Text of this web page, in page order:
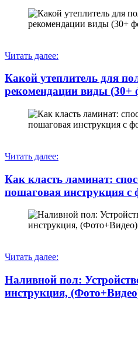
Читать далее:
Какой утеплитель для
рекомендации виды (30+
Читать далее:
Как класть ламинат:
пошаговая инструкция с
Читать далее:
Наливной пол:
инструкция,